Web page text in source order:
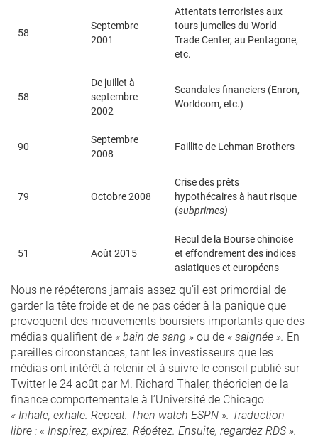
58
Septembre
2001
Attentats terroristes aux
tours jumelles du World
Trade Center, au Pentagone,
etc.
58
De juillet à
septembre
2002
Scandales financiers (Enron,
Worldcom, etc.)
90
Septembre
2008
Faillite de Lehman Brothers
79 Octobre 2008
Crise des prêts
hypothécaires à haut risque
(subprimes)
51 Août 2015
Recul de la Bourse chinoise
et effondrement des indices
asiatiques et européens
Nous ne répéterons jamais assez qu’il est primordial de
garder la tête froide et de ne pas céder à la panique que
provoquent des mouvements boursiers importants que des
médias qualifient de « bain de sang » ou de « saignée ». En
pareilles circonstances, tant les investisseurs que les
médias ont intérêt à retenir et à suivre le conseil publié sur
Twitter le 24 août par M. Richard Thaler, théoricien de la
finance comportementale à l’Université de Chicago :
« Inhale, exhale. Repeat. Then watch ESPN ». Traduction
libre : « Inspirez, expirez. Répétez. Ensuite, regardez RDS ».